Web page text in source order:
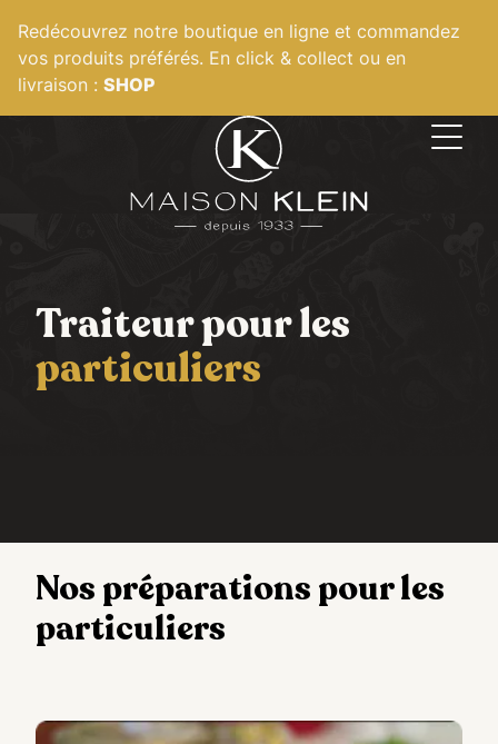
Redécouvrez notre boutique en ligne et commandez
vos produits préférés. En click & collect ou en
livraison : SHOP
Traiteur pour les
particuliers
Nos préparations pour les
particuliers